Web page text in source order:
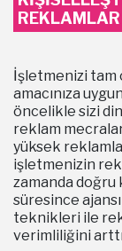
REKLAMLAR
İşletmenizi tam
amacınıza
öncelikle sizi
reklam
yüksek
işletmenizin
zamanda doğru
süresince
teknikleri ile
verimliliğini